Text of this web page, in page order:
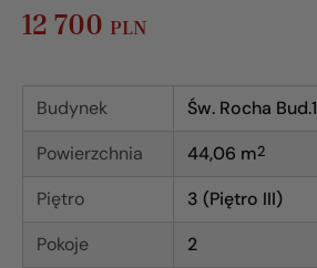
12 700 PLN
Budynek
Św. Rocha Bud.1
Powierzchnia
44,06 m2
Piętro
3 (Piętro III)
Pokoje
2